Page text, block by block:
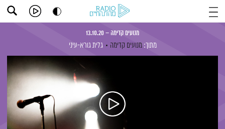
מנועים קדימה – 13.10.20
מתוך: מנועים קדימה גלית גורא-עיני